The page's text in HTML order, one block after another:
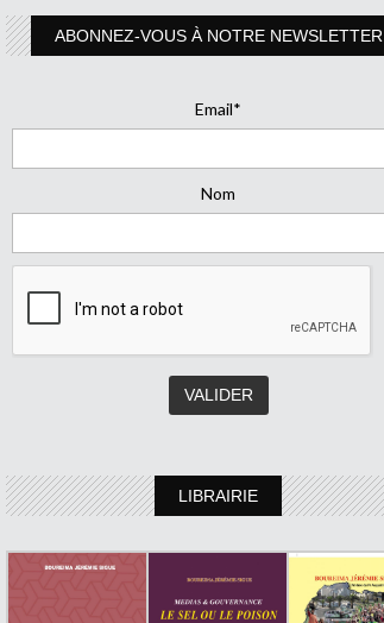
ABONNEZ-VOUS À NOTRE NEWSLETTER
Email*
Nom
LIBRAIRIE